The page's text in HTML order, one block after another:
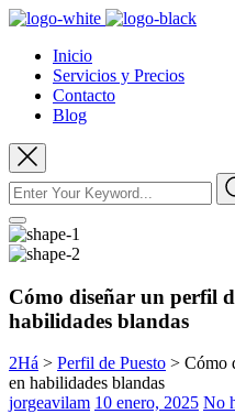
Inicio
Servicios y Precios
Contacto
Blog
Cómo diseñar un perfil
habilidades blandas
2Há > Perfil de Puesto > Cómo
en habilidades blandas
jorgeavilam 10 enero, 2025 No